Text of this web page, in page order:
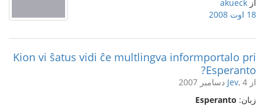
از akueck
18 اوت 2008
Kion vi ŝatus vidi ĉe multlingva informportalo pri
Esperanto?
از Jev, 4 دسامبر 2007
زبان: Esperanto